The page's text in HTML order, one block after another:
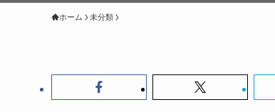
ホーム 未分類